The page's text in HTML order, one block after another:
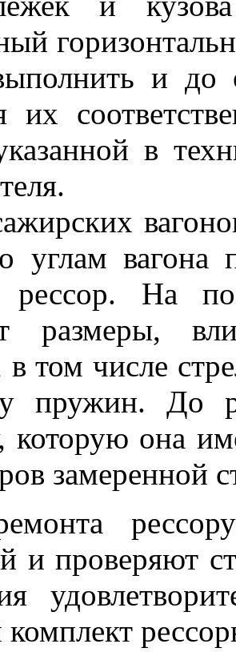
и до
их
в
углам вагона
рессор. На
размеры,
в том числе
пружин. До
которую она
замеренной
и проверяют